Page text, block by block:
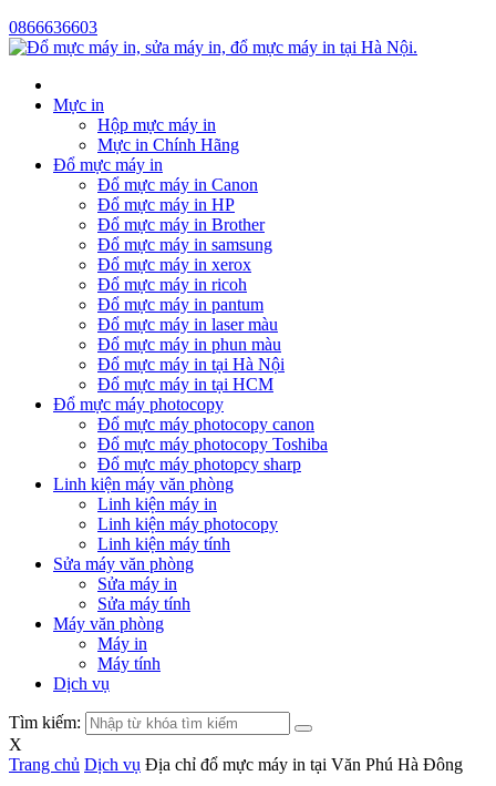
0866636603
Mực in
Hộp mực máy in
Mực in Chính Hãng
Đổ mực máy in
Đổ mực máy in Canon
Đổ mực máy in HP
Đổ mực máy in Brother
Đổ mực máy in samsung
Đổ mực máy in xerox
Đổ mực máy in ricoh
Đổ mực máy in pantum
Đổ mực máy in laser màu
Đổ mực máy in phun màu
Đổ mực máy in tại Hà Nội
Đổ mực máy in tại HCM
Đổ mực máy photocopy
Đổ mực máy photocopy canon
Đổ mực máy photocopy Toshiba
Đổ mực máy photopcy sharp
Linh kiện máy văn phòng
Linh kiện máy in
Linh kiện máy photocopy
Linh kiện máy tính
Sửa máy văn phòng
Sửa máy in
Sửa máy tính
Máy văn phòng
Máy in
Máy tính
Dịch vụ
Tìm kiếm:
X
Trang chủ Dịch vụ Địa chỉ đổ mực máy in tại Văn Phú Hà Đông